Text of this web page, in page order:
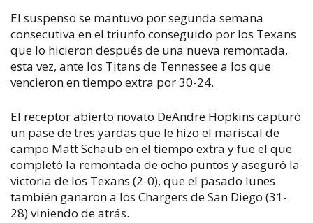
El suspenso se mantuvo por segunda semana
consecutiva en el triunfo conseguido por los Texans
que lo hicieron después de una nueva remontada,
esta vez, ante los Titans de Tennessee a los que
vencieron en tiempo extra por 30-24.
El receptor abierto novato DeAndre Hopkins capturó
un pase de tres yardas que le hizo el mariscal de
campo Matt Schaub en el tiempo extra y fue el que
completó la remontada de ocho puntos y aseguró la
victoria de los Texans (2-0), que el pasado lunes
también ganaron a los Chargers de San Diego (31-
28) viniendo de atrás.